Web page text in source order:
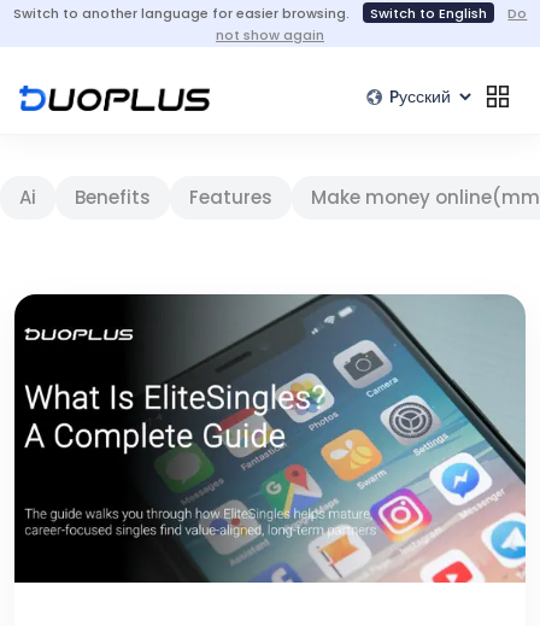
Switch to another language for easier browsing. Switch to English
Do
not show again
Ai Benefits Features Make money